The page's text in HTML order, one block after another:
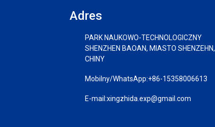
Adres
PARK NAUKOWO-TECHNOLOGICZNY
SHENZHEN BAOAN, MIASTO SHENZEHN,
CHINY
Mobilny/WhatsApp:+86-15358006613
E-mail:xingzhida.exp@gmail.com